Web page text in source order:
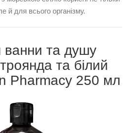
й для всього організму.
ванни та душу
та білий
Pharmacy 250 мл